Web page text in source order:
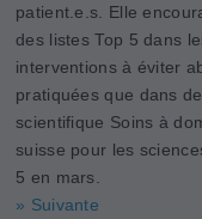
patient.e.s. Elle
des listes Top 5 dans
interventions à éviter
pratiquées que dans
scientifique Soins à
suisse pour les
5 en mars.
» Suivante